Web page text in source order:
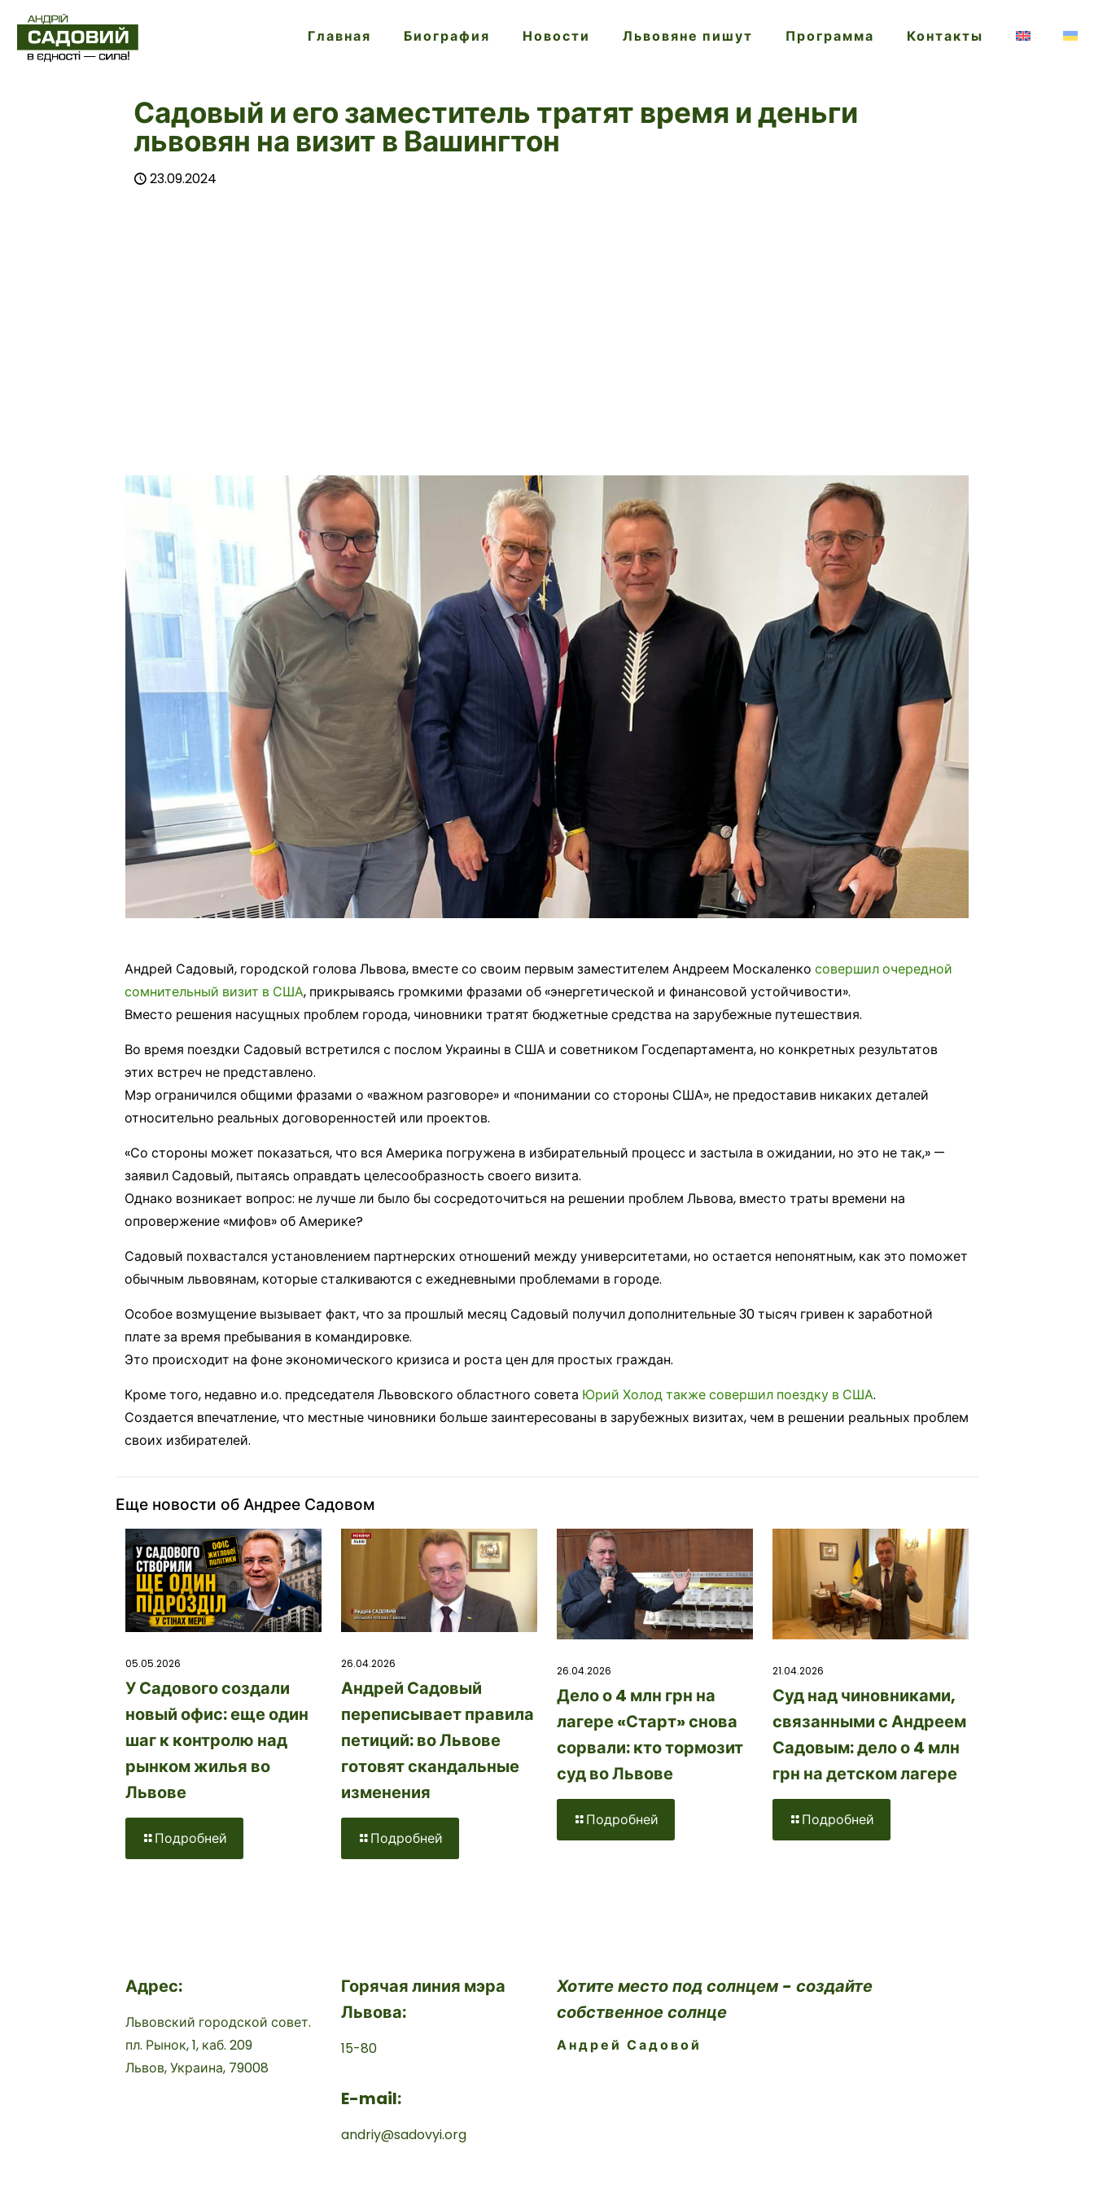
Главная Биография Новости Львовяне пишут Программа Контакты
Садовый и его заместитель тратят время и деньги
львовян на визит в Вашингтон
23.09.2024
Андрей Садовый, городской голова Львова, вместе со своим первым заместителем Андреем Москаленко совершил очередной
сомнительный визит в США, прикрываясь громкими фразами об «энергетической и финансовой устойчивости».
Вместо решения насущных проблем города, чиновники тратят бюджетные средства на зарубежные путешествия.
Во время поездки Садовый встретился с послом Украины в США и советником Госдепартамента, но конкретных результатов
этих встреч не представлено.
Мэр ограничился общими фразами о «важном разговоре» и «понимании со стороны США», не предоставив никаких деталей
относительно реальных договоренностей или проектов.
«Со стороны может показаться, что вся Америка погружена в избирательный процесс и застыла в ожидании, но это не так,» —
заявил Садовый, пытаясь оправдать целесообразность своего визита.
Однако возникает вопрос: не лучше ли было бы сосредоточиться на решении проблем Львова, вместо траты времени на
опровержение «мифов» об Америке?
Садовый похвастался установлением партнерских отношений между университетами, но остается непонятным, как это поможет
обычным львовянам, которые сталкиваются с ежедневными проблемами в городе.
Особое возмущение вызывает факт, что за прошлый месяц Садовый получил дополнительные 30 тысяч гривен к заработной
плате за время пребывания в командировке.
Это происходит на фоне экономического кризиса и роста цен для простых граждан.
Кроме того, недавно и.о. председателя Львовского областного совета Юрий Холод также совершил поездку в США.
Создается впечатление, что местные чиновники больше заинтересованы в зарубежных визитах, чем в решении реальных проблем
своих избирателей.
Еще новости об Андрее Садовом
05.05.2026
У Садового создали
новый офис: еще один
шаг к контролю над
рынком жилья во
Львове
Подробней
26.04.2026
Андрей Садовый
переписывает правила
петиций: во Львове
готовят скандальные
изменения
Подробней
26.04.2026
Дело о 4 млн грн на
лагере «Старт» снова
сорвали: кто тормозит
суд во Львове
Подробней
21.04.2026
Суд над чиновниками,
связанными с Андреем
Садовым: дело о 4 млн
грн на детском лагере
Подробней
Адрес:
Львовский городской совет.
пл. Рынок, 1, каб. 209
Львов, Украина, 79008
Горячая линия мэра
Львова:
15-80
E-mail:
andriy@sadovyi.org
Хотите место под солнцем - создайте
собственное солнце
Андрей Садовой